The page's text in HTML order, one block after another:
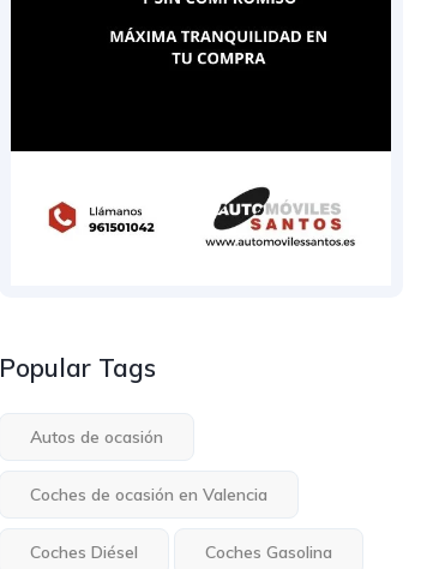
Popular Tags
Autos de ocasión
Coches de ocasión en Valencia
Coches Diésel Coches Gasolina